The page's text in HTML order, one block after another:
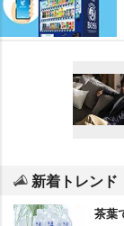
新着トレンド
茶葉